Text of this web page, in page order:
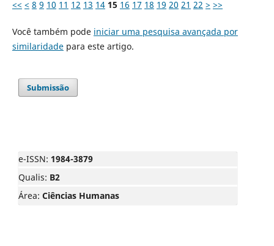
<< < 8 9 10 11 12 13 14 15 16 17 18 19 20 21 22 > >>
Você também pode iniciar uma pesquisa avançada por
similaridadepara este artigo.
Submissão
e-ISSN: 1984-3879
Qualis: B2
Área: Ciências Humanas